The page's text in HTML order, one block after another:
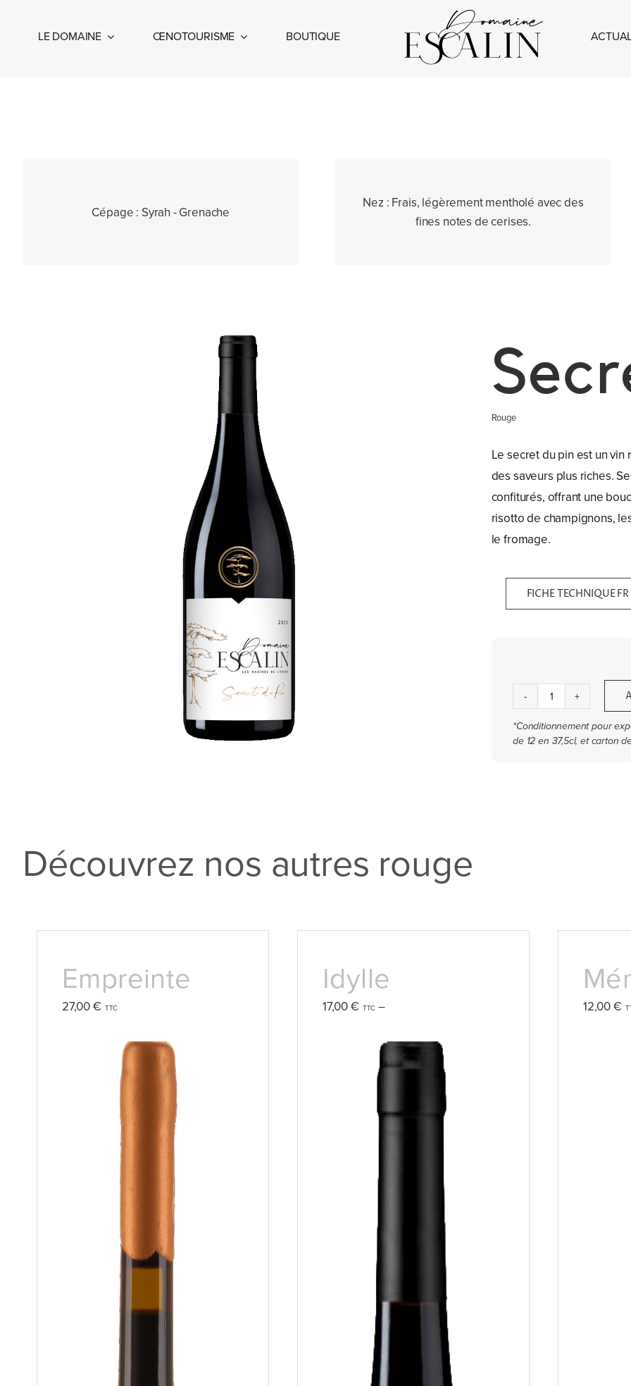
LE DOMAINE ŒNOTOURISME BOUTIQUE
Cépage : Syrah - Grenache
Nez : Frais, légèrement mentholé avec des
fines notes de cerises.
Rouge
Le secret du pin est un
des saveurs plus riches.
confiturés, offrant une
risotto de champignons,
le fromage.
FICHE TECHNIQUE FR
quantité
de
Secret
rouge
Empreinte
27,00€
Idylle
17,00€ –
prix :
17,00 €
34,00 €
12,00€